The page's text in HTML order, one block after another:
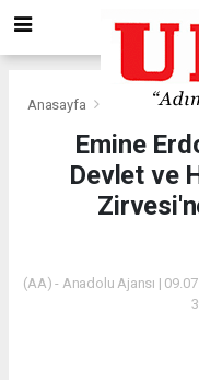
Anasayfa
Emine
Devlet ve
(AA) - Anadolu Ajansı |